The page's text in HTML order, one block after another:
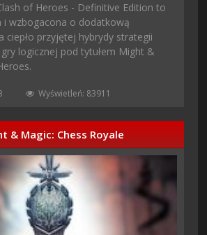
of Heroes - Definitive Edition to
i wzbogacona o dodatkową
ciepło przyjętej hybrydy strategii
logicznej pod tytułem Might &
Wyświetleń: 83911
& Magic: Chess Royale